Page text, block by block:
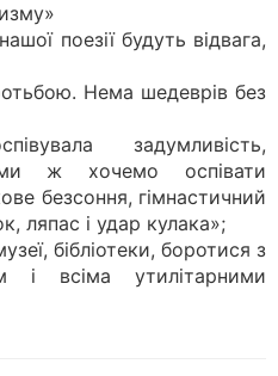
поезії будуть відвага,
Нема шедеврів без
задумливість,
ж хочемо оспівати
безсоння, гімнастичний
ляпас і удар кулака»;
бібліотеки, боротися з
і всіма утилітарними